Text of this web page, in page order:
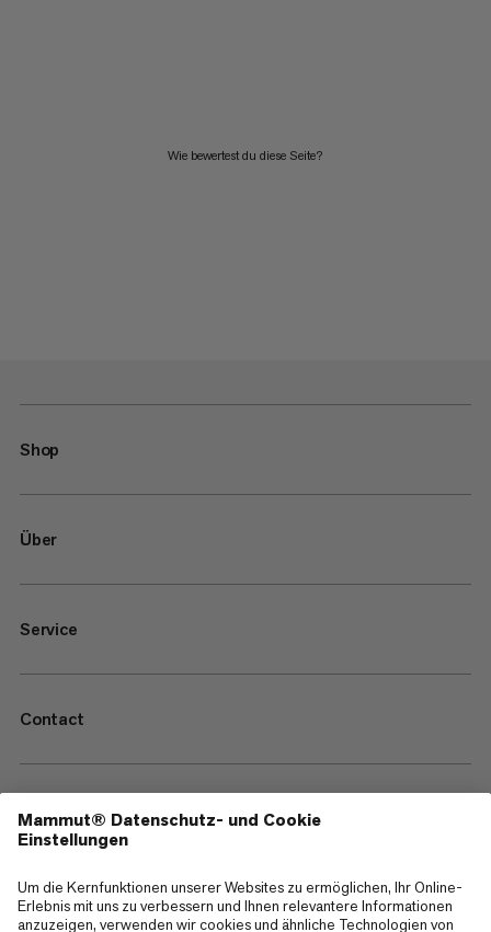
Wie bewertest du diese Seite?
Shop
Über
Service
Contact
—